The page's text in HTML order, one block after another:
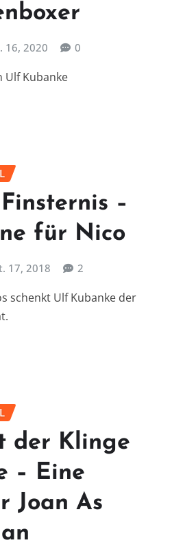
16, 2020 0
Ulf Kubanke
–
für Nico
17, 2018 2
schenkt Ulf Kubanke der
der Klinge
– Eine
Joan As